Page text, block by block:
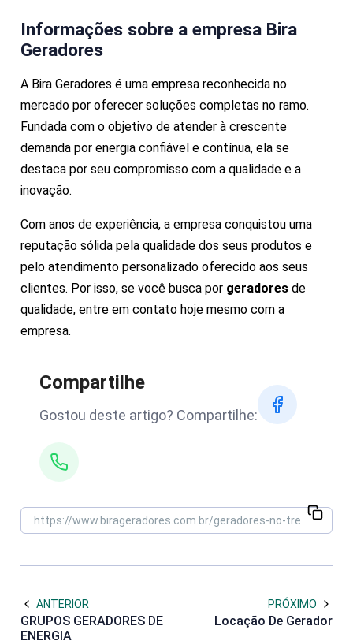
Informações sobre a empresa Bira
Geradores
A Bira Geradores é uma empresa reconhecida no
mercado por oferecer soluções completas no ramo.
Fundada com o objetivo de atender à crescente
demanda por energia confiável e contínua, ela se
destaca por seu compromisso com a qualidade e a
inovação.
Com anos de experiência, a empresa conquistou uma
reputação sólida pela qualidade dos seus produtos e
pelo atendimento personalizado oferecido aos seus
clientes. Por isso, se você busca por geradores de
qualidade, entre em contato hoje mesmo com a
empresa.
Compartilhe
Gostou deste artigo? Compartilhe:
ANTERIOR
GRUPOS GERADORES DE
ENERGIA
PRÓXIMO
Locação De Gerador